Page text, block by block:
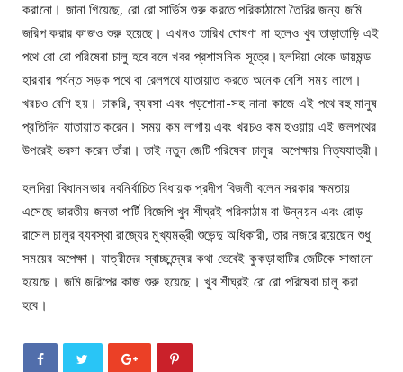
করানো। জানা গিয়েছে, রো রো সার্ভিস শুরু করতে পরিকাঠামো তৈরির জন্য জমি
জরিপ করার কাজও শুরু হয়েছে। এখনও তারিখ ঘোষণা না হলেও খুব তাড়াতাড়ি এই
পথে রো রো পরিষেবা চালু হবে বলে খবর প্রশাসনিক সূত্রে।হলদিয়া থেকে ডায়মন্ড
হারবার পর্যন্ত সড়ক পথে বা রেলপথে যাতায়াত করতে অনেক বেশি সময় লাগে।
খরচও বেশি হয়। চাকরি, ব্যবসা এবং পড়শোনা-সহ নানা কাজে এই পথে বহু মানুষ
প্রতিদিন যাতায়াত করেন। সময় কম লাগায় এবং খরচও কম হওয়ায় এই জলপথের
উপরেই ভরসা করেন তাঁরা। তাই নতুন জেটি পরিষেবা চালুর অপেক্ষায় নিত্যযাত্রী।
হলদিয়া বিধানসভার নবনির্বাচিত বিধায়ক প্রদীপ বিজলী বলেন সরকার ক্ষমতায়
এসেছে ভারতীয় জনতা পার্টি বিজেপি খুব শীঘ্রই পরিকাঠাম বা উন্নয়ন এবং রোড়
রাসেল চালুর ব্যবস্থা রাজ্যের মুখ্যমন্ত্রী শুভেন্দু অধিকারী, তার নজরে রয়েছেন শুধু
সময়ের অপেক্ষা। যাত্রীদের স্বাচ্ছন্দ্যের কথা ভেবেই কুকড়াহাটির জেটিকে সাজানো
হয়েছে। জমি জরিপের কাজ শুরু হয়েছে। খুব শীঘ্রই রো রো পরিষেবা চালু করা
হবে।